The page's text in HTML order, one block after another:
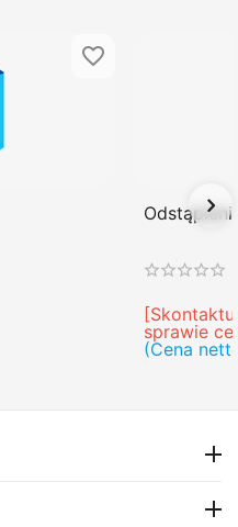
sprawie
(Cena